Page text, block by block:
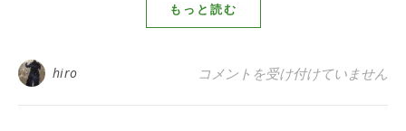
もっと読む
hiro 【京都 宇治茶 和束町】2020年
コメントを受け付けていません